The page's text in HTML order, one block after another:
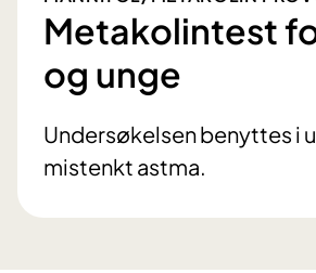
Metakolintest
og unge
Undersøkelsen benyttes i
mistenkt astma.